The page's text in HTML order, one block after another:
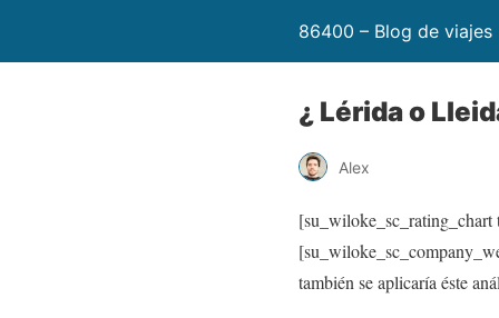
86400 – Blog de viajes
¿ Lérida o
Alex
también se aplicaría éste